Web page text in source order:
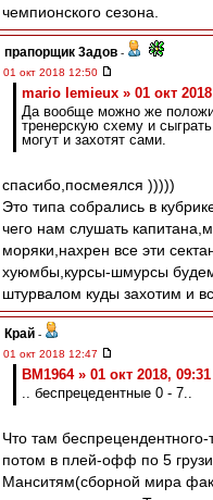
чемпионского сезона.
прапорщик 3адoв -
01 окт 2018 12:50
mario lemieux » 01 окт
Да вообще можно же
тренерскую схему и
могут и захотят сами.
спасибо,посмеялся )))))
Это типа собрались в
чего нам слушать
моряки,нахрен все эти
хуюмбы,курсы-шмурсы будем
штурвалом куды захотим и
Край -
01 окт 2018 12:47
BM1964 » 01 окт 2018, 09:31
.. беспрецедентные 0 - 7..
Что там
потом в плей-офф по 5
Манситям(сборной мира